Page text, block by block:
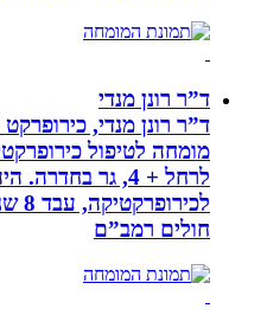
ד”ר רונן מנדי
ד”ר
מומחה לטיפול כירופרקטי
לרחל + 4, גר בחדרה.
חולים רמב”ם